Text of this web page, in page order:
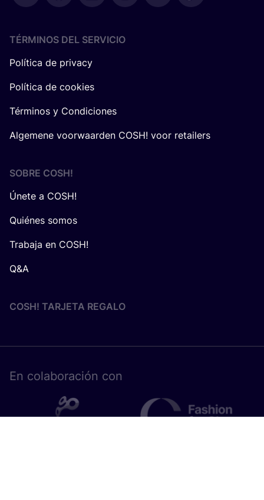
TÉRMINOS DEL SERVICIO
Política de privacy
Política de cookies
Términos y Condiciones
Algemene voorwaarden COSH! voor retailers
SOBRE COSH!
Únete a COSH!
Quiénes somos
Trabaja en COSH!
Q&A
COSH! TARJETA REGALO
En cola­bo­ra­ción con